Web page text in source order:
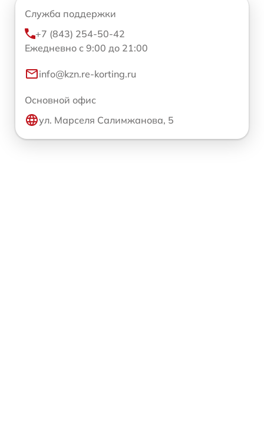
Служба поддержки
+7 (843) 254-50-42
Ежедневно с 9:00 до 21:00
info@kzn.re-korting.ru
Основной офис
ул. Марселя Салимжанова, 5